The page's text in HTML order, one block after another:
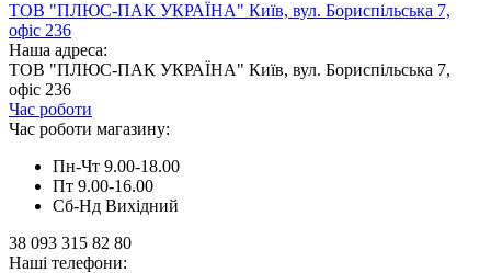
ТОВ "ПЛЮС-ПАК УКРАЇНА" Київ, вул. Бориспільська 7,
офіс 236
Наша адреса:
ТОВ "ПЛЮС-ПАК УКРАЇНА" Київ, вул. Бориспільська 7,
офіс 236
Час роботи
Час роботи магазину:
Пн-Чт 9.00-18.00
Пт 9.00-16.00
Сб-Нд Вихідний
38 093 315 82 80
Наші телефони: